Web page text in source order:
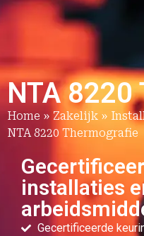
NTA 8220
Home » Zakelijk »
NTA 8220 Thermografie
installaties
Gecertificeerde